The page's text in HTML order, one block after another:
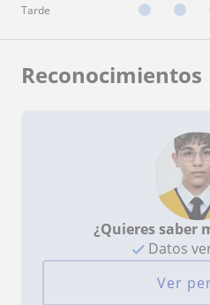
Tarde
Reconocimientos
¿Quieres saber
Datos
Ver